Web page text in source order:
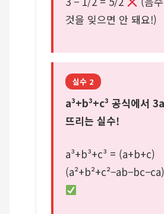
것을 잊으면 안 돼요!)
실수 2
a³+b³+c³ 공식에서
뜨리는 실수!
a³+b³+c³ = (a+b+c)